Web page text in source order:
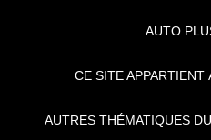
AUTO
CE SITE APPARTIENT
AUTRES THÉMATIQUES